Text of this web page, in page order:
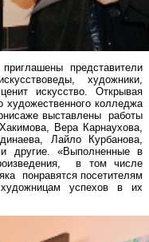
представители
художники,
искусство. Открывая
художественного колледжа
выставлены работы
Вера Карнаухова,
Лайло Курбанова,
другие. «Выполненные в
в том числе
понравятся посетителям
успехов в их